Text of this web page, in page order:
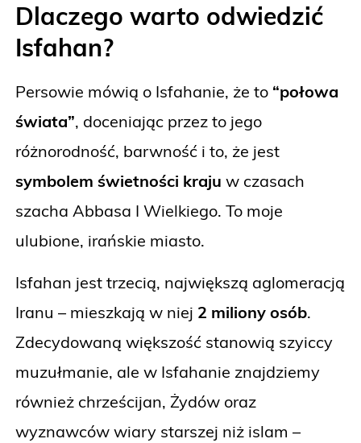
Dlaczego warto odwiedzić
Isfahan?
Persowie mówią o Isfahanie, że to “połowa
świata”, doceniając przez to jego
różnorodność, barwność i to, że jest
symbolem świetności kraju w czasach
szacha Abbasa I Wielkiego. To moje
ulubione, irańskie miasto.
Isfahan jest trzecią, największą aglomeracją
Iranu – mieszkają w niej 2 miliony osób.
Zdecydowaną większość stanowią szyiccy
muzułmanie, ale w Isfahanie znajdziemy
również chrześcijan, Żydów oraz
wyznawców wiary starszej niż islam –